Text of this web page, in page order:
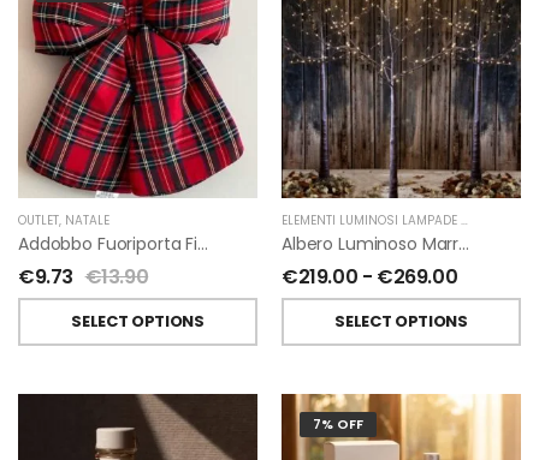
OUTLET, NATALE
Addobbo Fuoriporta Fiocco In Velluto Rosso O In Tartan
€9.73 €13.90
SELECT OPTIONS
ELEMENTI LUMINOSI LAMPADE E LED
Albero Luminoso Marrone Interno-Esterno Di Fiorirà Un Giardino
€219.00 - €269.00
SELECT OPTIONS
7% OFF